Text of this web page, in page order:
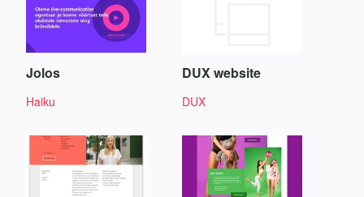
Jolos
Haiku
DUX website
DUX